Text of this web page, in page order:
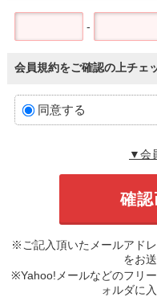
-
会員規約をご確認の上チェ
同意する
▼会
※ご記入頂いたメールアド
をお
※Yahoo!メールなどのフリ
ォルダに